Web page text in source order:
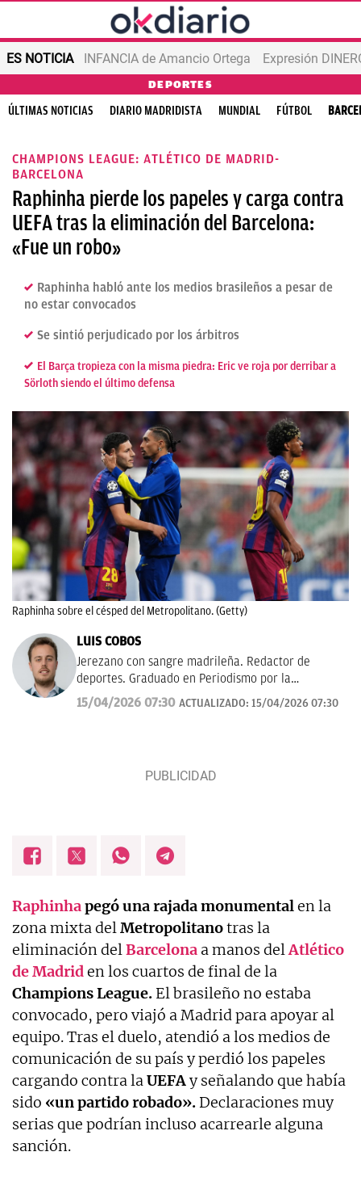
ES NOTICIA INFANCIA de Amancio Ortega Expresión
DEPORTES
ÚLTIMAS NOTICIAS DIARIO MADRIDISTA MUNDIAL FÚTBOL
CHAMPIONS LEAGUE: ATLÉTICO DE MADRID-
BARCELONA
Raphinha pierde los papeles y carga contra
UEFA tras la eliminación del Barcelona:
«Fue un robo»
Raphinha habló ante los medios brasileños a pesar de
no estar convocados
Se sintió perjudicado por los árbitros
El Barça tropieza con la misma piedra: Eric ve roja por derribar a
Sörloth siendo el último defensa
Raphinha sobre el césped del Metropolitano. (Getty)
LUIS COBOS
Jerezano con sangre madrileña. Redactor de
deportes. Graduado en Periodismo por la
Universidad Complutense de Madrid. Amor eterno
por la pelota.
15/04/2026 07:30 ACTUALIZADO: 15/04/2026 07:30
Raphinhapegó una rajada monumentalen la
zona mixta delMetropolitanotras la
eliminación delBarcelona a manos delAtlético
de Madriden los cuartos de final de la
Champions League. El brasileño no estaba
convocado, pero viajó a Madrid para apoyar al
equipo. Tras el duelo, atendió a los medios de
comunicación de su país y perdió los papeles
cargando contra laUEFAy señalando que había
sido «un partido robado». Declaraciones muy
serias que podrían incluso acarrearle alguna
sanción.